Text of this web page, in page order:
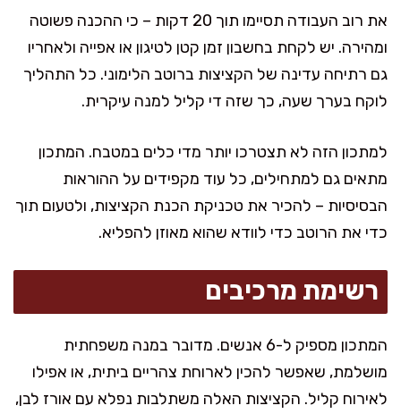
את רוב העבודה תסיימו תוך 20 דקות – כי ההכנה פשוטה
ומהירה. יש לקחת בחשבון זמן קטן לטיגון או אפייה ולאחריו
גם רתיחה עדינה של הקציצות ברוטב הלימוני. כל התהליך
לוקח בערך שעה, כך שזה די קליל למנה עיקרית.
למתכון הזה לא תצטרכו יותר מדי כלים במטבח. המתכון
מתאים גם למתחילים, כל עוד מקפידים על ההוראות
הבסיסיות – להכיר את טכניקת הכנת הקציצות, ולטעום תוך
כדי את הרוטב כדי לוודא שהוא מאוזן להפליא.
רשימת מרכיבים
המתכון מספיק ל-6 אנשים. מדובר במנה משפחתית
מושלמת, שאפשר להכין לארוחת צהריים ביתית, או אפילו
לאירוח קליל. הקציצות האלה משתלבות נפלא עם אורז לבן,